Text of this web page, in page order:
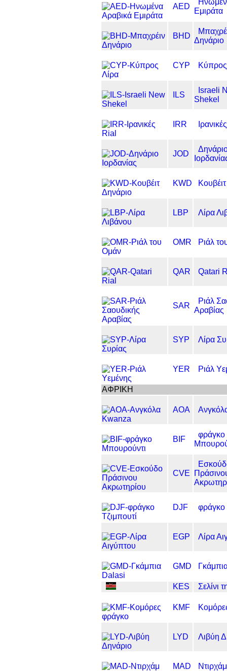
AED
Εμιράτα
BHD
Δηνάριο
CYP
ILS
Israeli
Shekel
IRR
JOD
KWD
LBP Λίρα
OMR Ριάλ
QAR Qatari
SAR
Ριάλ
Αραβίας
SYP Λίρα
YER Ριάλ
ΑΦΡΙΚΗ
AOA
BIF
φράγκο
CVE
DJF φράγκο
EGP Λίρα
GMD
KES Σελίνι
KMF
LYD Λιβύη
MAD